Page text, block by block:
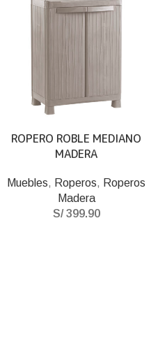
ROPERO ROBLE MEDIANO
MADERA
Muebles, Roperos, Roperos
Madera
S/399.90